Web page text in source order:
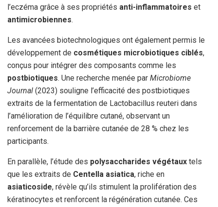
l’eczéma grâce à ses propriétés anti-inflammatoires et
antimicrobiennes.
Les avancées biotechnologiques ont également permis le
développement de cosmétiques microbiotiques ciblés,
conçus pour intégrer des composants comme les
postbiotiques. Une recherche menée par Microbiome
Journal (2023) souligne l’efficacité des postbiotiques
extraits de la fermentation de Lactobacillus reuteri dans
l’amélioration de l’équilibre cutané, observant un
renforcement de la barrière cutanée de 28 % chez les
participants.
En parallèle, l’étude des polysaccharides végétaux tels
que les extraits de Centella asiatica, riche en
asiaticoside, révèle qu’ils stimulent la prolifération des
kératinocytes et renforcent la régénération cutanée. Ces